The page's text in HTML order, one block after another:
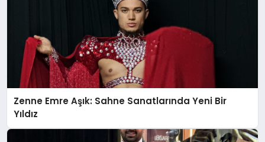
Zenne Emre Aşık: Sahne Sanatlarında Yeni Bir
Yıldız